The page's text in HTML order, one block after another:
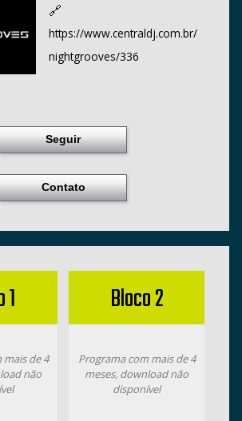
🔗
https://www.centraldj.com.br/
nightgrooves/336
Seguir
Contato
mais de 4
não
Bloco 2
Programa com mais de 4
meses, download não
disponível